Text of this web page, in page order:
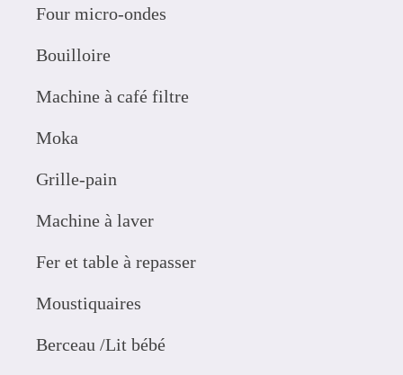
Four micro-ondes
Bouilloire
Machine à café filtre
Moka
Grille-pain
Machine à laver
Fer et table à repasser
Moustiquaires
Berceau /Lit bébé